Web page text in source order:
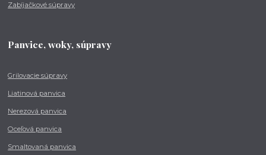
Zabíjačkové súpravy
Panvice, woky, súpravy
Grilovacie súpravy
Liatinová panvica
Nerezová panvica
Oceľová panvica
Smaltovaná panvica